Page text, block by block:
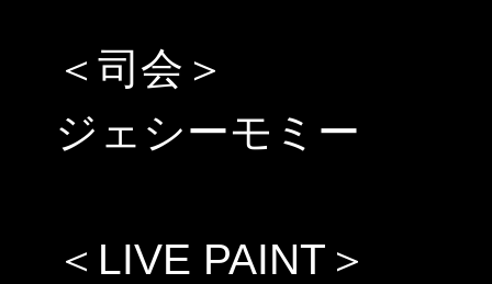
＜司会＞
ジェシーモミー
＜LIVE PAINT＞